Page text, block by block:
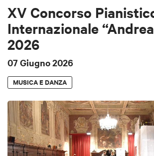
XV Concorso
Internazionale
2026
07 Giugno 2026
MUSICA E DANZA